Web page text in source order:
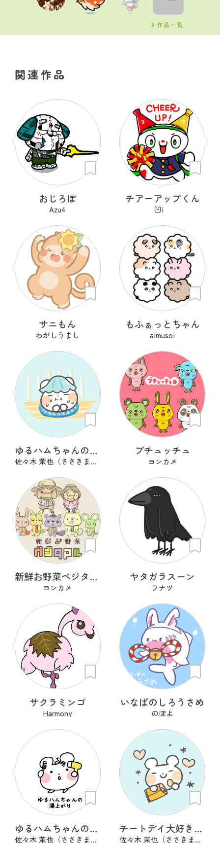
作品一覧
関連作品
おじろぼ
Azu4
チアーアップくん
凹i
サニもん
わがしうまし
もふぁっとちゃん
aimusoi
ゆるハムちゃんのサ活
佐々木 茉也（ささきまや）
ブチュッチュ
ヨンカメ
新鮮お野菜ベジタマル
ヨンカメ
ヤタガラスーン
フナツ
サクラミンゴ
Harmony
いなばのしろうさめ
のぽよ
ゆるハムちゃんの湯上がり
佐々木 茉也（ささきまや）
チートデイ大好き！ゆるハムちゃん
佐々木 茉也（ささきまや）